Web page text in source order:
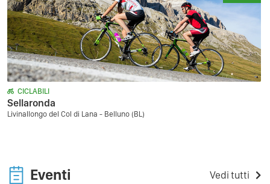
CICLABILI
Sellaronda
Livinallongo del Col di Lana - Belluno (BL)
Eventi Vedi tutti